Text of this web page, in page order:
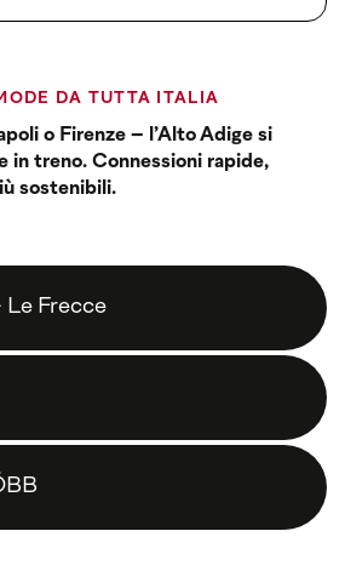
DA TUTTA ITALIA
o Firenze – l’Alto Adige si
in treno. Connessioni rapide,
sostenibili.
Le Frecce
a Bolzano e Bressanone
Firenze, Roma, Napoli e
le Dolomiti.